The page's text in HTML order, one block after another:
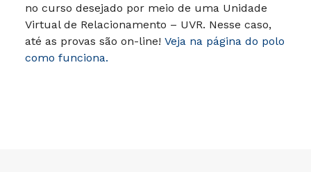
no curso desejado por meio de uma Unidade
Virtual de Relacionamento – UVR. Nesse caso,
até as provas são on-line! Veja na página do polo
como funciona.